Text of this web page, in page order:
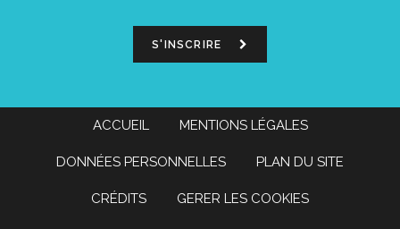
S'INSCRIRE
ACCUEIL MENTIONS LÉGALES
DONNÉES PERSONNELLES PLAN DU SITE
CRÉDITS GERER LES COOKIES